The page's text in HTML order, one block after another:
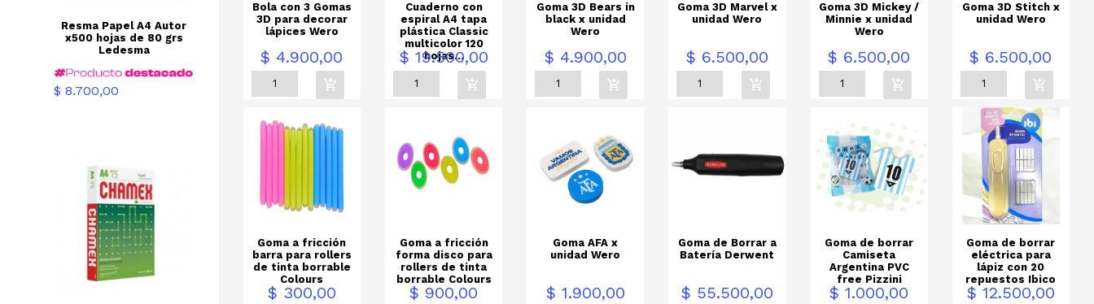
Resma Papel A4 Autor
x500 hojas de 80 grs
Ledesma
Precio
$ 8.700,00
Bola con 3 Gomas
3D para decorar
lápices Wero
Precio
$ 4.900,00
Cuaderno con
espiral A4 tapa
plástica Classic
multicolor 120
hojas...
Precio
$ 19.500,00
Goma 3D Bears in
black x unidad
Wero
Precio
$ 4.900,00
Goma 3D Marvel x
unidad Wero
Precio
$ 6.500,00
Goma 3D Mickey /
Minnie x unidad
Wero
Precio
$ 6.500,00
Goma 3D Stitch x
unidad Wero
Precio
$ 6.500,00
Goma a fricción
barra para rollers
de tinta borrable
Colours
Precio
$ 300,00
Goma a fricción
forma disco para
rollers de tinta
borrable Colours
Precio
$ 900,00
Goma AFA x
unidad Wero
Precio
$ 1.900,00
Goma de Borrar a
Batería Derwent
Precio
$ 55.500,00
Goma de borrar
Camiseta
Argentina PVC
free Pizzini
Precio
$ 1.000,00
Goma de borrar
eléctrica para
lápiz con 20
repuestos Ibico
Precio
$ 12.500,00